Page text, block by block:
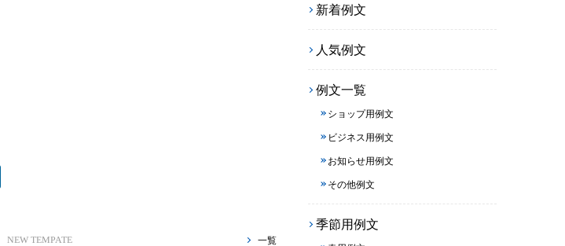
NEW TEMPATE 一覧
新着例文
人気例文
例文一覧
ショップ用例文
ビジネス用例文
お知らせ用例文
その他例文
季節用例文